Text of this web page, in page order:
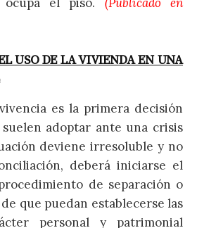
USO DE LA VIVIENDA EN UNA
es la primera decisión
adoptar ante una crisis
deviene irresoluble y no
deberá iniciarse el
de separación o
que puedan establecerse las
personal y patrimonial